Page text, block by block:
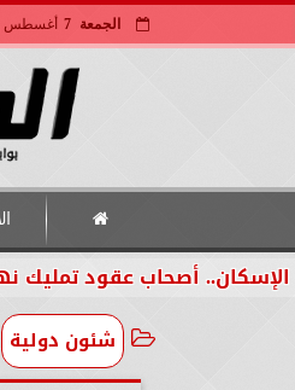
الجمعة 7 أغسطس
عقود تمليك نهائية
شئون دولية